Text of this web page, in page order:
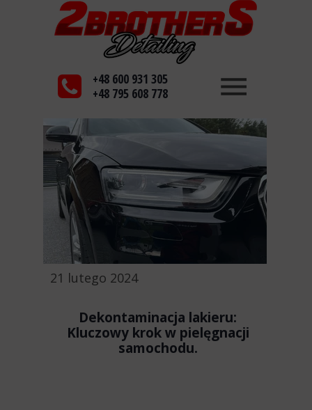
21 lutego 2024
Dekontaminacja lakieru:
Kluczowy krok w pielęgnacji
samochodu.
+48 600 931 305
+48 795 608 778